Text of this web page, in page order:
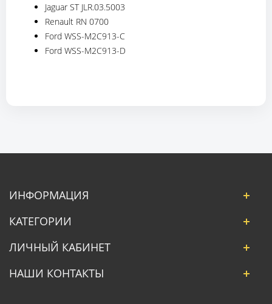
Jaguar ST JLR.03.5003
Renault RN 0700
Ford WSS-M2C913-C
Ford WSS-M2C913-D
ИНФОРМАЦИЯ
КАТЕГОРИИ
ЛИЧНЫЙ КАБИНЕТ
НАШИ КОНТАКТЫ